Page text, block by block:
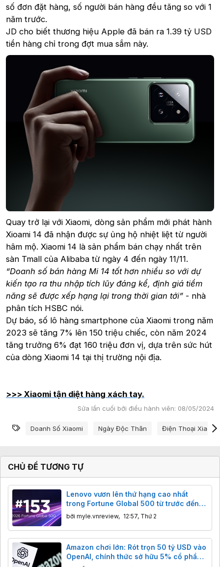
số đơn đặt hàng, số người bán hàng đều tăng so với 1
năm trước.
JD cho biết thương hiệu Apple đã bán ra 1.39 tỷ USD
tiền hàng chỉ trong đợt mua sắm này.
Quay trở lại với Xiaomi, dòng sản phẩm mới phát hành
Xioami 14 đã nhận được sự ủng hộ nhiệt liệt từ người
hâm mộ. Xiaomi 14 là sản phẩm bán chạy nhất trên
sàn Tmall của Alibaba từ ngày 4 đến ngày 11/11.
“Doanh số bán hàng Mi 14 tốt hơn nhiều so với dự
kiến tạo ra thu nhập tích lũy đáng kể, định giá tiềm
năng sẽ được xếp hạng lại trong thời gian tới” - nhà
phân tích HSBC nói.
Dự báo, số lô hàng smartphone của Xiaomi trong năm
2023 sẽ tăng 7% lên 150 triệu chiếc, còn năm 2024
tăng trưởng 6% đạt 160 triệu đơn vị, dựa trên sức hút
của dòng Xiaomi 14 tại thị trường nội địa.
>>> Xiaomi tận diệt hàng xách tay.
Sửa lần cuối bởi điều hành viên: 08/05/2024
Từ khóa
Doanh Số Xiaomi Ngày Độc Thân Điện Thoại Xiaomi
CHỦ ĐỀ TƯƠNG TỰ
Lenovo vươn lên thứ hạng cao nhất
trong Fortune Global 500 từ trước đến
nay
bởi myle.vnreview, 12:57, Thứ 2
Amazon chơi lớn: Rót trọn 50 tỷ USD vào
OpenAI, chính thức sở hữu 5% cổ phần